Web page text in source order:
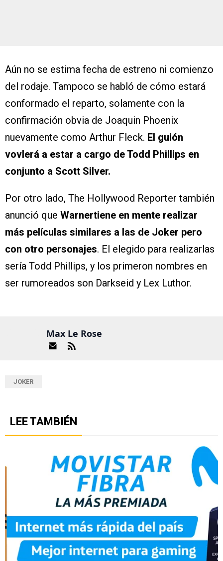
Aún no se estima fecha de estreno ni comienzo
del rodaje. Tampoco se habló de cómo estará
conformado el reparto, solamente con la
confirmación obvia de Joaquin Phoenix
nuevamente como Arthur Fleck. El guión
vovlerá a estar a cargo de Todd Phillips en
conjunto a Scott Silver.
Por otro lado, The Hollywood Reporter también
anunció que Warnertiene en mente realizar
más películas similares a las de Joker pero
con otro personajes. El elegido para realizarlas
sería Todd Phillips, y los primeron nombres en
ser rumoreados son Darkseid y Lex Luthor.
Max Le Rose
JOKER
LEE TAMBIÉN